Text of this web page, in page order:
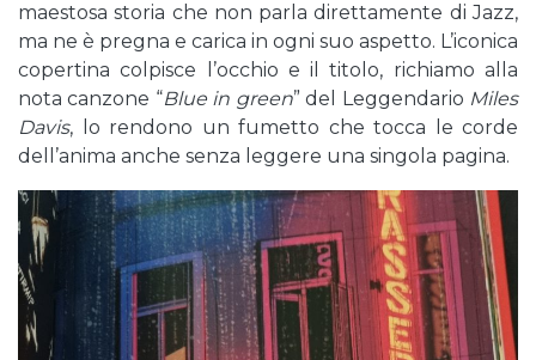
maestosa storia che non parla direttamente di Jazz,
ma ne è pregna e carica in ogni suo aspetto. L’iconica
copertina colpisce l’occhio e il titolo, richiamo alla
nota canzone “Blue in green” del Leggendario Miles
Davis, lo rendono un fumetto che tocca le corde
dell’anima anche senza leggere una singola pagina.